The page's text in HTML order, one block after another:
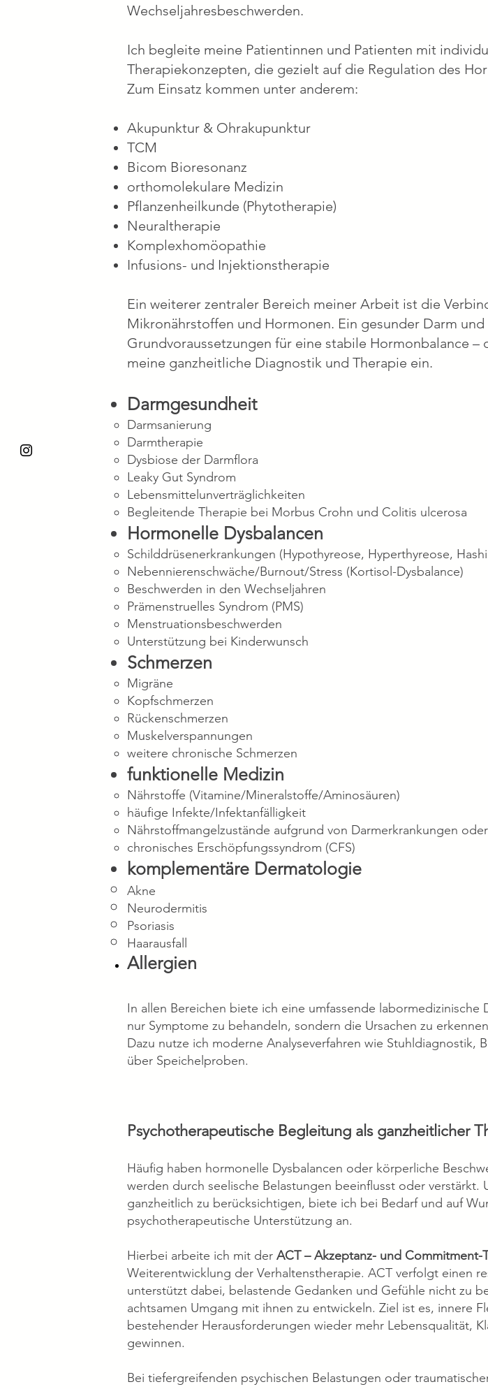
Wechseljahresbeschwerden.
Ich begleite meine Patientinnen und Patienten mit
Therapiekonzepten, die gezielt auf die Regulation des
Zum Einsatz kommen unter anderem:
Akupunktur & Ohrakupunktur
TCM
Bicom Bioresonanz
orthomolekulare Medizin
Pflanzenheilkunde (Phytotherapie)
Neuraltherapie
Komplexhomöopathie
Infusions- und Injektionstherapie
Ein weiterer zentraler Bereich meiner Arbeit ist die
Mikronährstoffen und Hormonen. Ein gesunder Darm
Grundvoraussetzungen für eine stabile Hormonbalance
meine ganzheitliche Diagnostik und Therapie ein.
Darmgesundheit
Darmsanierung
Darmtherapie
Dysbiose der Darmflora
Leaky Gut Syndrom
Lebensmittelunverträglichkeiten
Begleitende Therapie bei Morbus Crohn und Colitis ulcerosa
Hormonelle Dysbalancen
Schilddrüsenerkrankungen (Hypothyreose, Hyperthyreose,
Nebennierenschwäche/Burnout/Stress (Kortisol-Dysbalance)
Beschwerden in den Wechseljahren
Prämenstruelles Syndrom (PMS)
Menstruationsbeschwerden
Unterstützung bei Kinderwunsch
Schmerzen
Migräne
Kopfschmerzen
Rückenschmerzen
Muskelverspannungen
weitere chronische Schmerzen
funktionelle Medizin
Nährstoffe (Vitamine/Mineralstoffe/Aminosäuren)
häufige Infekte/Infektanfälligkeit
Nährstoffmangelzustände aufgrund von Darmerkrankungen
chronisches Erschöpfungssyndrom (CFS)
komplementäre Dermatologie
Akne
Neurodermitis
Psoriasis
Haarausfall
Allergien
In allen Bereichen biete ich eine umfassende labormedizinische
nur Symptome zu behandeln, sondern die Ursachen zu
Dazu nutze ich moderne Analyseverfahren wie Stuhldiagnostik,
über Speichelproben.
Psychotherapeutische Begleitung als ganzheitlicher
Häufig haben hormonelle Dysbalancen oder körperliche
werden durch seelische Belastungen beeinflusst oder verstärkt.
ganzheitlich zu berücksichtigen, biete ich bei Bedarf und auf
psychotherapeutische Unterstützung an.
Hierbei arbeite ich mit der ACT – Akzeptanz- und Commitment-
Weiterentwicklung der Verhaltenstherapie. ACT verfolgt einen
unterstützt dabei, belastende Gedanken und Gefühle nicht zu
achtsamen Umgang mit ihnen zu entwickeln. Ziel ist es, innere
bestehender Herausforderungen wieder mehr Lebensqualität,
gewinnen.
Bei tiefergreifenden psychischen Belastungen oder